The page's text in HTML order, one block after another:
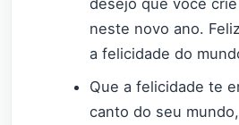
desejo que você
neste novo ano.
a felicidade do
Que a felicidade te
canto do seu